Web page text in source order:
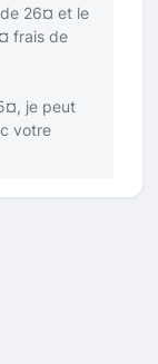
26¤ et le
frais de
je peut
votre